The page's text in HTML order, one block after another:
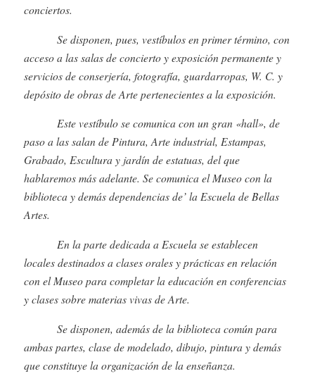
conciertos.
Se disponen, pues, vestíbulos en primer término, con
acceso a las salas de concierto y exposición permanente y
servicios de conserjería, fotografía, guardarropas, W. C. y
depósito de obras de Arte pertenecientes a la exposición.
Este vestíbulo se comunica con un gran «hall», de
paso a las salan de Pintura, Arte industrial, Estampas,
Grabado, Escultura y jardín de estatuas, del que
hablaremos más adelante. Se comunica el Museo con la
biblioteca y demás dependencias de’ la Escuela de Bellas
Artes.
En la parte dedicada a Escuela se establecen
locales destinados a clases orales y prácticas en relación
con el Museo para completar la educación en conferencias
y clases sobre materias vivas de Arte.
Se disponen, además de la biblioteca común para
ambas partes, clase de modelado, dibujo, pintura y demás
que constituye la organización de la enseñanza.